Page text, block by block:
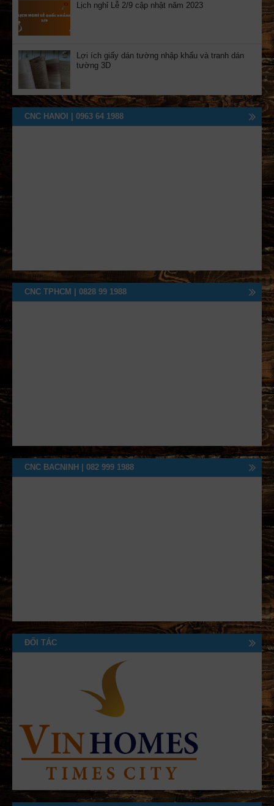
Lịch nghỉ Lễ 2/9 cập nhật năm 2023
Lợi ích giấy dán tường nhập khẩu và tranh dán
tường 3D
CNC HANOI | 0963 64 1988
CNC TPHCM | 0828 99 1988
CNC BACNINH | 082 999 1988
ĐỐI TÁC